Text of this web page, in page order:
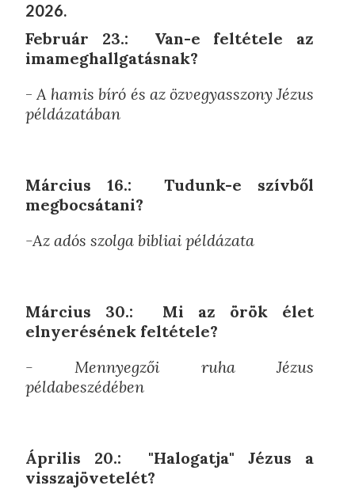
2026.
Február 23.: Van-e feltétele az
imameghallgatásnak?
- A hamis bíró és az özvegyasszony Jézus
példázatában
Március 16.: Tudunk-e szívből
megbocsátani?
-Az adós szolga bibliai példázata
Március 30.: Mi az örök élet
elnyerésének feltétele?
- Mennyegzői ruha Jézus
példabeszédében
Április 20.: "Halogatja" Jézus a
visszajövetelét?